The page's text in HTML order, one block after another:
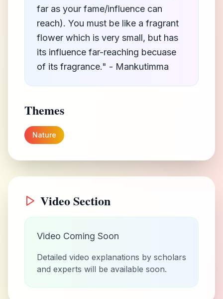
far as your fame/influence can
reach). You must be like a fragrant
flower which is very small, but has
its influence far-reaching becuase
of its fragrance." - Mankutimma
Themes
Nature
Video Section
Video Coming Soon
Detailed video explanations by scholars
and experts will be available soon.